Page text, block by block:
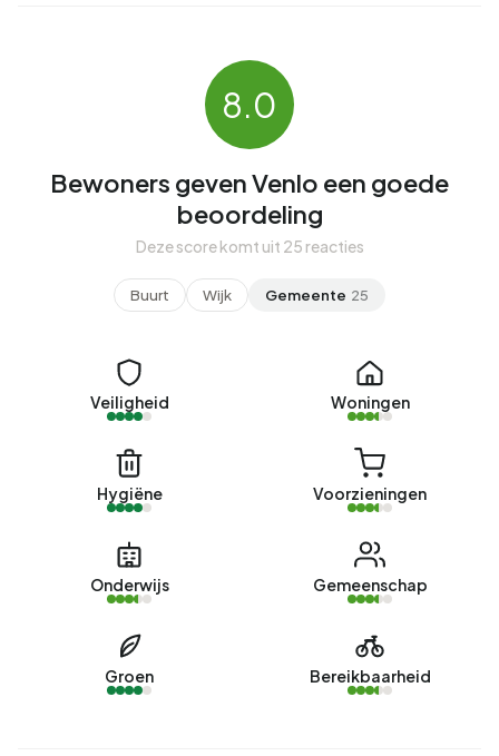
8.0
Bewoners geven Venlo een goede
beoordeling
Deze score komt uit 25 reacties
Buurt Wijk Gemeente 25
Veiligheid Woningen
Hygiëne Voorzieningen
Onderwijs Gemeenschap
Groen Bereikbaarheid